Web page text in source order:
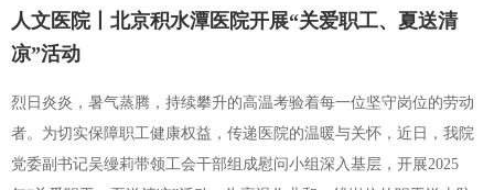
制作、中草药香囊手作等…
人文医院丨北京积水潭医院开展“关爱职工、夏送清
凉”活动
烈日炎炎，暑气蒸腾，持续攀升的高温考验着每一位坚守岗位的劳动
者。为切实保障职工健康权益，传递医院的温暖与关怀，近日，我院
党委副书记吴缦莉带领工会干部组成慰问小组深入基层，开展2025